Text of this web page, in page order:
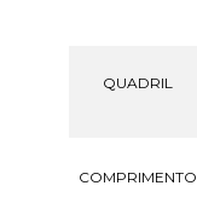
QUADRIL
COMPRIMENTO